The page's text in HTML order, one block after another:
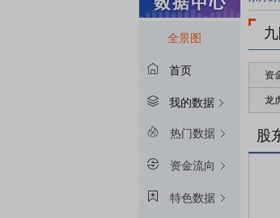
全景图
首页
我的数据
热门数据
资金流向
特色数据
资
龙
股